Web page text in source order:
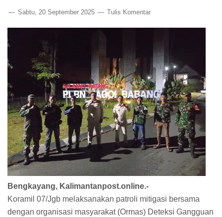
Sabtu, 20 September 2025 Tulis Komentar
Bengkayang, Kalimantanpost.online.-
Koramil 07/Jgb melaksanakan patroli mitigasi bersama
dengan organisasi masyarakat (Ormas) Deteksi Gangguan